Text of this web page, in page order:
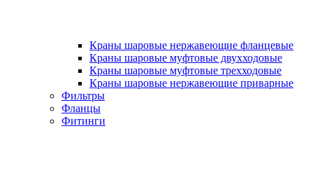
Краны шаровые нержавеющие фланцевые
Краны шаровые муфтовые двухходовые
Краны шаровые муфтовые трехходовые
Краны шаровые нержавеющие приварные
Фильтры
Фланцы
Фитинги